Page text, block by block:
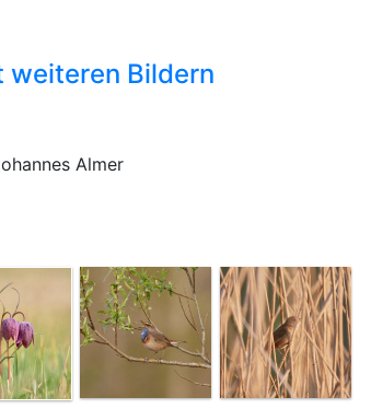
weiteren Bildern
Almer